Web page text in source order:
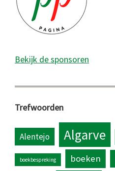
Bekijk de sponsoren
Trefwoorden
Alentejo Algarve
boekbespreking boeken